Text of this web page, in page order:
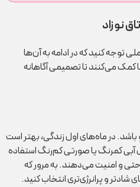
نوزاد
توجه کنید که در ادامه به آن‌ها
می‌کنند تا تصمیمی آگاهانه
باشد. در ماه‌های اول زندگی، بهتر است
کمرنگ یا صورتی کم‌رنگ استفاده
و امنیت می‌دهند. به مرور که
و پرانرژی‌تری انتخاب کنید.